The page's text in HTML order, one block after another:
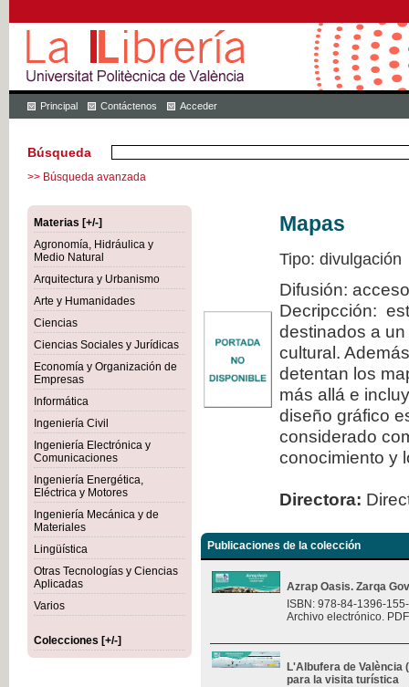
Principal Contáctenos Acceder
Búsqueda
>> Búsqueda avanzada
Materias [+/-]
Agronomía, Hidráulica y
Medio Natural
Arquitectura y Urbanismo
Arte y Humanidades
Ciencias
Ciencias Sociales y Jurídicas
Economía y Organización de
Empresas
Informática
Ingeniería Civil
Ingeniería Electrónica y
Comunicaciones
Ingeniería Energética,
Eléctrica y Motores
Ingeniería Mecánica y de
Materiales
Lingüística
Otras Tecnologías y Ciencias
Aplicadas
Varios
Colecciones [+/-]
Mapas
Tipo: divulgación
Difusión:
Decripcción:
destinados a
cultural.
detentan los
más allá e
diseño gráfico
considerado
conocimiento y
Directora:
Publicaciones de la colección
Azrap Oasis. Zarqa
ISBN: 978-84-1396-
Archivo electrónico.
L'Albufera de València
para la visita turística